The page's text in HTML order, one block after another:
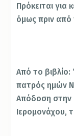
Πρόκειται για
όμως πριν από
Από το
πατρός ημών
Απόδοση στην
Ιερομονάχου,